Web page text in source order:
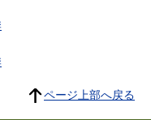
ページ上部へ戻る